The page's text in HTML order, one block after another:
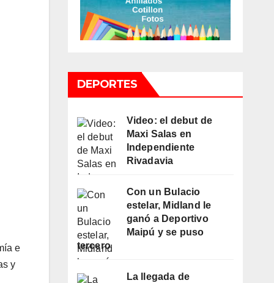
e
y
DEPORTES
Video: el debut de
Maxi Salas en
Independiente
Rivadavia
Con un Bulacio
estelar, Midland le
ganó a Deportivo
Maipú y se puso
tercero
La llegada de